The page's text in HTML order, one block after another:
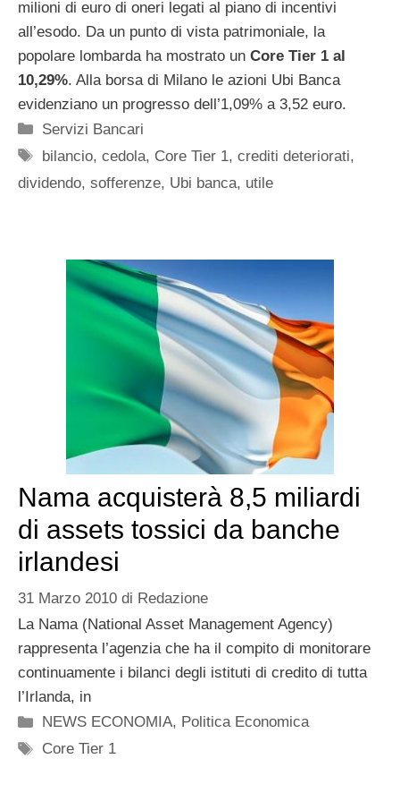
milioni di euro di oneri legati al piano di incentivi
all’esodo. Da un punto di vista patrimoniale, la
popolare lombarda ha mostrato un Core Tier 1 al
10,29%. Alla borsa di Milano le azioni Ubi Banca
evidenziano un progresso dell’1,09% a 3,52 euro.
Categorie
Servizi Bancari
Tag
bilancio,cedola, Core Tier 1,crediti deteriorati,
dividendo, sofferenze, Ubi banca, utile
Nama acquisterà 8,5 miliardi
di assets tossici da banche
irlandesi
31 Marzo 2010 di Redazione
La Nama (National Asset Management Agency)
rappresenta l’agenzia che ha il compito di monitorare
continuamente i bilanci degli istituti di credito di tutta
l’Irlanda, in
Categorie
NEWS ECONOMIA, Politica Economica
Tag
Core Tier 1